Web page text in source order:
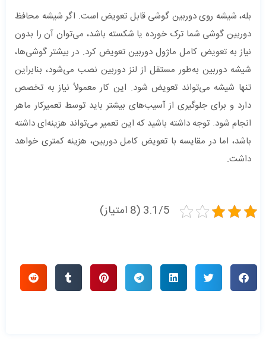
بله، شیشه روی دوربین گوشی قابل تعویض است. اگر شیشه محافظ
دوربین گوشی شما ترک خورده یا شکسته باشد، می‌توان آن را بدون
نیاز به تعویض کامل ماژول دوربین تعویض کرد. در بیشتر گوشی‌ها،
شیشه دوربین به‌طور مستقل از لنز دوربین نصب می‌شود، بنابراین
تنها شیشه می‌تواند تعویض شود. این کار معمولاً نیاز به تخصص
دارد و برای جلوگیری از آسیب‌های بیشتر باید توسط تعمیرکار ماهر
انجام شود. توجه داشته باشید که این تعمیر می‌تواند هزینه‌ای داشته
باشد، اما در مقایسه با تعویض کامل دوربین، هزینه کمتری خواهد
داشت.
3.1/5 (8 امتیاز)